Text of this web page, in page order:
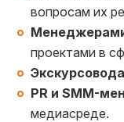
вопросам их
проектами в
PR и SMM-
медиасреде.